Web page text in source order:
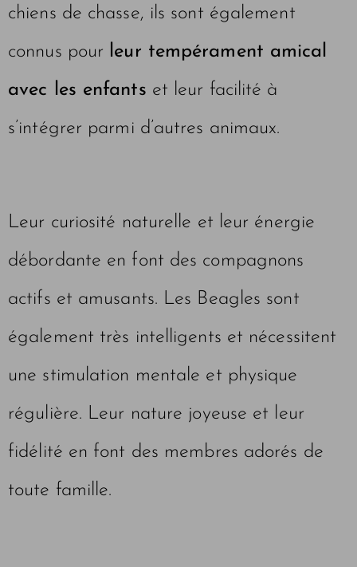
chiens de chasse, ils sont également
connus pour leur tempérament amical
avec les enfants et leur facilité à
s’intégrer parmi d’autres animaux.
Leur curiosité naturelle et leur énergie
débordante en font des compagnons
actifs et amusants. Les Beagles sont
également très intelligents et nécessitent
une stimulation mentale et physique
régulière. Leur nature joyeuse et leur
fidélité en font des membres adorés de
toute famille.